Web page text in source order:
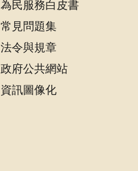
為民服務白皮書
常見問題集
法令與規章
政府公共網站
資訊圖像化